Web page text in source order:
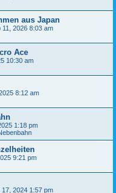
aus Japan
11, 2026 8:03 am
Ace
10:30 am
8:12 am
1:18 pm
9:21 pm
17, 2024 1:57 pm